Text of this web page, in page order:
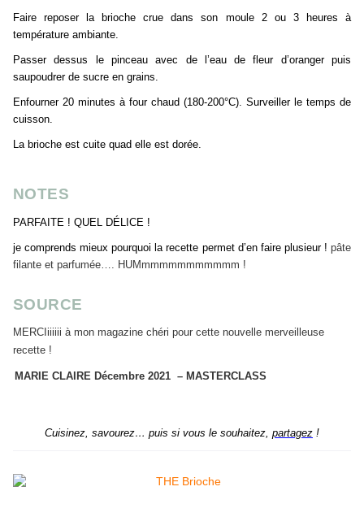
Faire reposer la brioche crue dans son moule 2 ou 3 heures à
température ambiante.
Passer dessus le pinceau avec de l’eau de fleur d’oranger puis
saupoudrer de sucre en grains.
Enfourner 20 minutes à four chaud (180-200°C). Surveiller le temps de
cuisson.
La brioche est cuite quad elle est dorée.
NOTES
PARFAITE ! QUEL DÉLICE !
je comprends mieux pourquoi la recette permet d’en faire plusieur ! pâte
filante et parfumée…. HUMmmmmmmmmmmm !
SOURCE
MERCIiiiiii à mon magazine chéri pour cette nouvelle merveilleuse
recette !
MARIE CLAIRE Décembre 2021 – MASTERCLASS
Cuisinez, savourez… puis si vous le souhaitez, partagez !